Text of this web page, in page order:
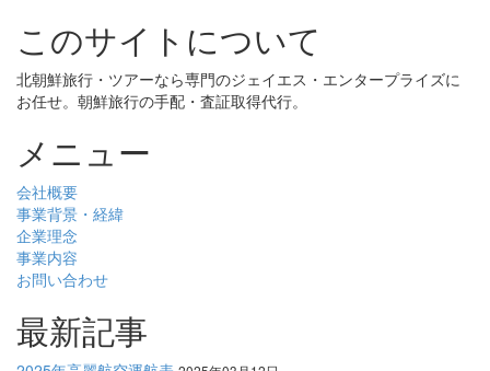
このサイトについて
北朝鮮旅行・ツアーなら専門のジェイエス・エンタープライズに
お任せ。朝鮮旅行の手配・査証取得代行。
メニュー
会社概要
事業背景・経緯
企業理念
事業内容
お問い合わせ
最新記事